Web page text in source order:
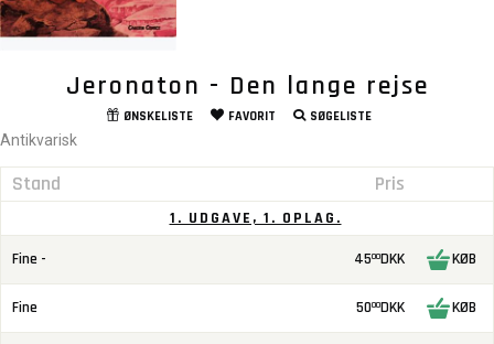
Jeronaton - Den lange rejse
ØNSKELISTE FAVORIT SØGELISTE
Antikvarisk
Stand Pris
1. UDGAVE, 1. OPLAG.
Fine - 4500DKK KØB
Fine 5000DKK KØB